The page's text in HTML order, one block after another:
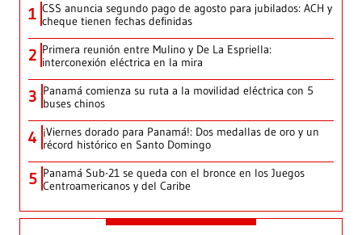
1 CSS anuncia segundo pago de agosto para jubilados: ACH y
cheque tienen fechas definidas
2 Primera reunión entre Mulino y De La Espriella:
interconexión eléctrica en la mira
3 Panamá comienza su ruta a la movilidad eléctrica con 5
buses chinos
4 ¡Viernes dorado para Panamá!: Dos medallas de oro y un
récord histórico en Santo Domingo
5 Panamá Sub-21 se queda con el bronce en los Juegos
Centroamericanos y del Caribe